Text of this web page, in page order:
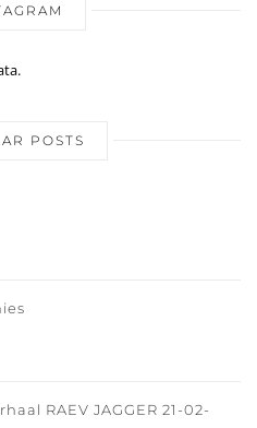
POSTS
RAEV JAGGER 21-02-